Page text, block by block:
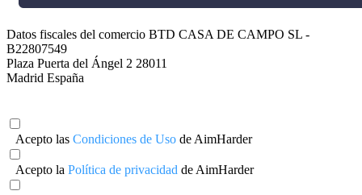
Datos fiscales del comercio BTD CASA DE CAMPO SL -
B22807549
Plaza Puerta del Ángel 2 28011
Madrid España
Acepto las Condiciones de Uso de AimHarder
Acepto la Política de privacidad de AimHarder